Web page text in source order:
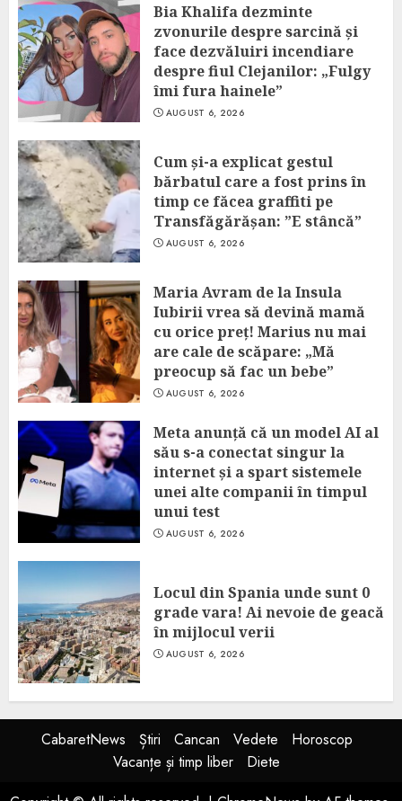
Bia Khalifa dezminte
zvonurile despre sarcină și
face dezvăluiri incendiare
despre fiul Clejanilor: „Fulgy
îmi fura hainele”
AUGUST 6, 2026
Cum și-a explicat gestul
bărbatul care a fost prins în
timp ce făcea graffiti pe
Transfăgărășan: ”E stâncă”
AUGUST 6, 2026
Maria Avram de la Insula
Iubirii vrea să devină mamă
cu orice preț! Marius nu mai
are cale de scăpare: „Mă
preocup să fac un bebe”
AUGUST 6, 2026
Meta anunță că un model AI al
său s-a conectat singur la
internet și a spart sistemele
unei alte companii în timpul
unui test
AUGUST 6, 2026
Locul din Spania unde sunt 0
grade vara! Ai nevoie de geacă
în mijlocul verii
AUGUST 6, 2026
CabaretNews Știri Cancan Vedete
Horoscop
Vacanțe și timp liber
Diete